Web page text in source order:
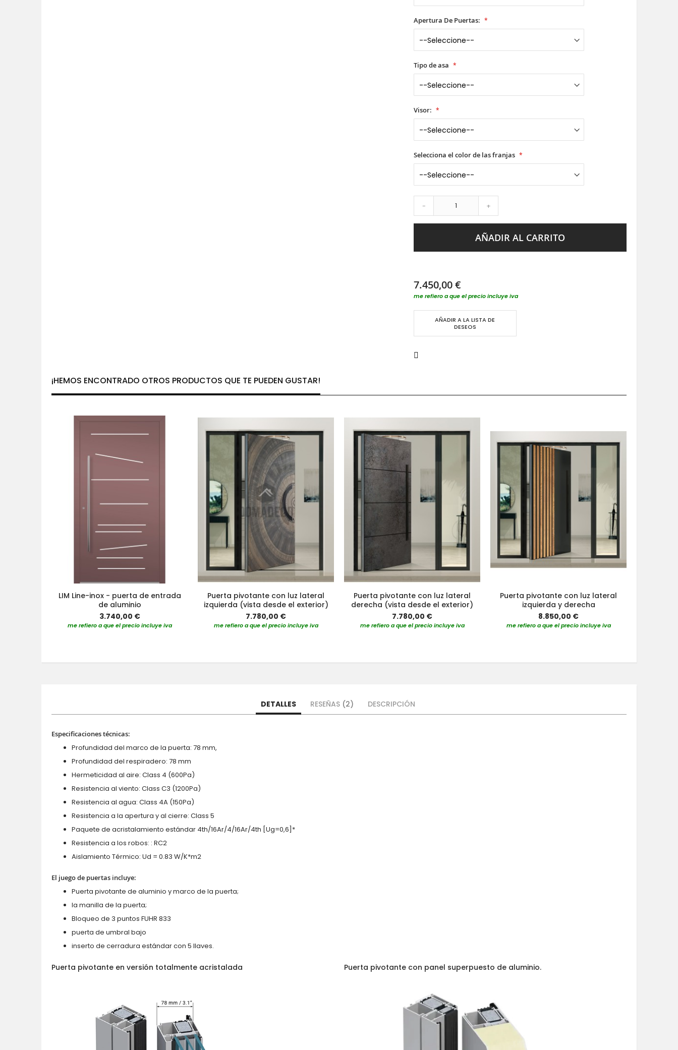
Apertura De Puertas:
Tipo de asa
Visor:
Selecciona el color de las franjas
- +
AÑADIR AL CARRITO
7.450,00 €
me refiero a que el precio incluye iva
AÑADIR A LA LISTA DE
DESEOS
¡HEMOS ENCONTRADO OTROS PRODUCTOS QUE TE PUEDEN GUSTAR!
LIM Line-inox - puerta de entrada
de aluminio
3.740,00 €
me refiero a que el precio incluye iva
Puerta pivotante con luz lateral
izquierda (vista desde el exterior)
7.780,00 €
me refiero a que el precio incluye iva
Puerta pivotante con luz lateral
derecha (vista desde el exterior)
7.780,00 €
me refiero a que el precio incluye iva
Puerta pivotante con luz lateral
izquierda y derecha
8.850,00 €
me refiero a que el precio incluye iva
DETALLES
Especificaciones técnicas:
Profundidad del marco de la puerta: 78 mm,
Profundidad del respiradero: 78 mm
Hermeticidad al aire: Class 4 (600Pa)
Resistencia al viento: Class C3 (1200Pa)
Resistencia al agua: Class 4A (150Pa)
Resistencia a la apertura y al cierre: Class 5
Paquete de acristalamiento estándar 4th/16Ar/4/16Ar/4th [Ug=0,6]*
Resistencia a los robos: : RC2
Aislamiento Térmico: Ud = 0.83 W/K*m2
El juego de puertas incluye:
Puerta pivotante de aluminio y marco de la puerta;
la manilla de la puerta;
Bloqueo de 3 puntos FUHR 833
puerta de umbral bajo
inserto de cerradura estándar con 5 llaves.
Puerta pivotante en versión totalmente acristalada Puerta pivotante con panel superpuesto de aluminio.
RESEÑAS 2 DESCRIPCIÓN